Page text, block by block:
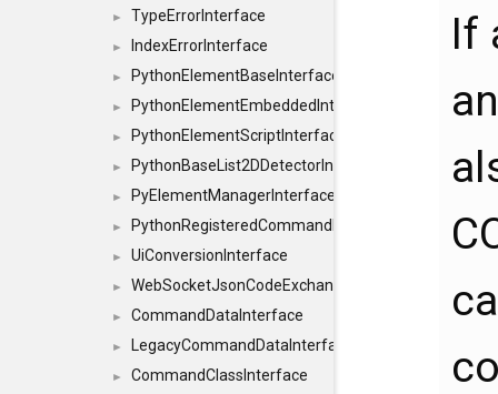
► TypeErrorInterface
► IndexErrorInterface
► PythonElementBaseInterface
► PythonElementEmbeddedInterface
► PythonElementScriptInterface
► PythonBaseList2DDetectorInterface
► PyElementManagerInterface
► PythonRegisteredCommandIdsInterface
► UiConversionInterface
► WebSocketJsonCodeExchangerInterface
► CommandDataInterface
► LegacyCommandDataInterface
► CommandClassInterface
If